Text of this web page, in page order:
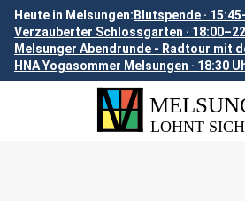
Heute in Melsungen: Blutspende ·
Verzauberter Schlossgarten ·
Melsunger Abendrunde - Radtour mit
HNA Yogasommer Melsungen · 18:30